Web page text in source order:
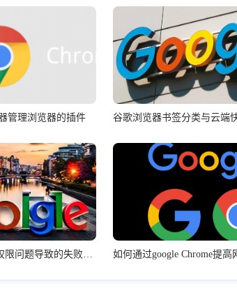
管理浏览器的插件 谷歌浏览器书签分类与云端
Google浏览器安装时权限问题导致的失败与修复